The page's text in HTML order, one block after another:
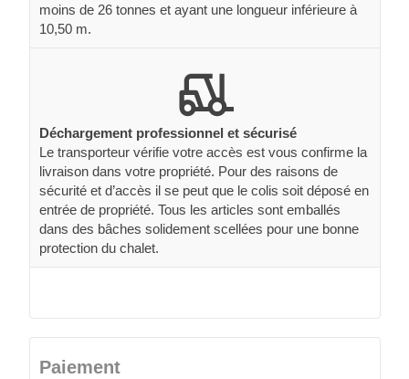
moins de 26 tonnes et ayant une longueur inférieure à
10,50 m.
Déchargement professionnel et sécurisé
Le transporteur vérifie votre accès est vous confirme la
livraison dans votre propriété. Pour des raisons de
sécurité et d’accès il se peut que le colis soit déposé en
entrée de propriété. Tous les articles sont emballés
dans des bâches solidement scellées pour une bonne
protection du chalet.
Paiement